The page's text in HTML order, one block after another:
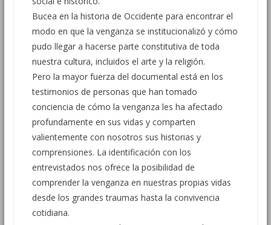
Bucea en la historia de Occidente para encontrar el
modo en que la venganza se institucionalizó y cómo
pudo llegar a hacerse parte constitutiva de toda
nuestra cultura, incluidos el arte y la religión.
Pero la mayor fuerza del documental está en los
testimonios de personas que han tomado
conciencia de cómo la venganza les ha afectado
profundamente en sus vidas y comparten
valientemente con nosotros sus historias y
comprensiones. La identificación con los
entrevistados nos ofrece la posibilidad de
comprender la venganza en nuestras propias vidas
desde los grandes traumas hasta la convivencia
cotidiana.